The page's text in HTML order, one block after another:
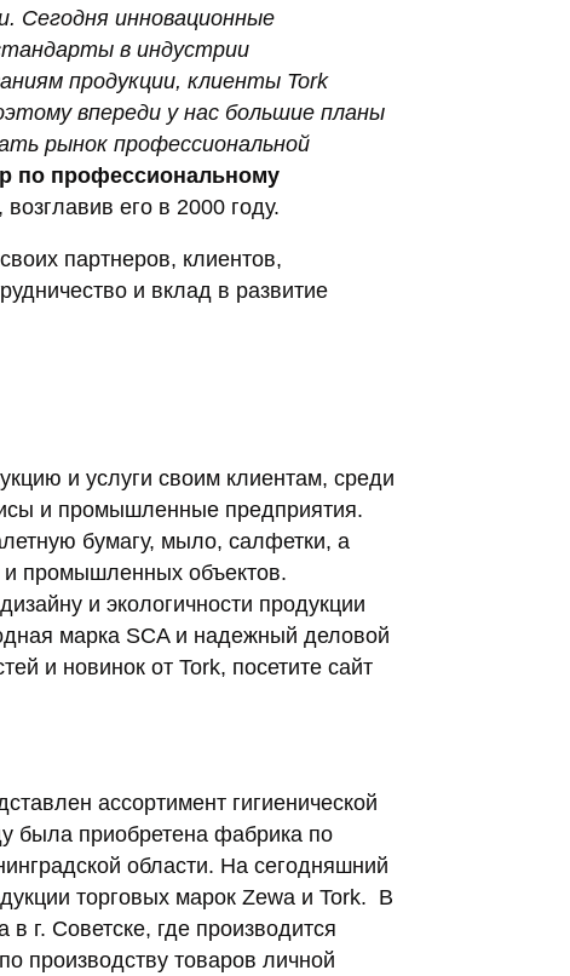
Сегодня инновационные
в индустрии
продукции, клиенты Tork
впереди у нас большие планы
рынок профессиональной
по профессиональному
его в 2000 году.
партнеров, клиентов,
и вклад в развитие
и услуги своим клиентам, среди
и промышленные предприятия.
бумагу, мыло, салфетки, а
и промышленных объектов.
и экологичности продукции
марка SCA и надежный деловой
и новинок от Tork, посетите сайт
ассортимент гигиенической
была приобретена фабрика по
области. На сегодняшний
торговых марок Zewa и Tork. В
г. Советске, где производится
производству товаров личной